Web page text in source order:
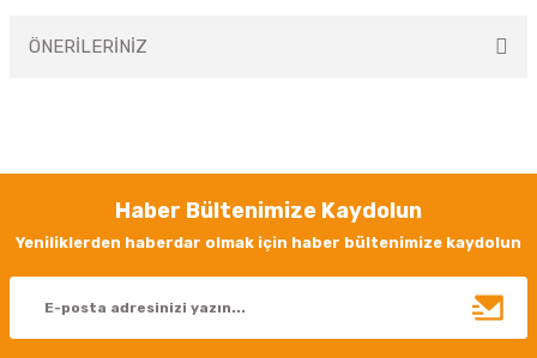
ÖNERİLERİNİZ
Görüş ve önerileriniz için teşekkür ederiz.
Ürün resmi kalitesiz, bozuk veya görüntülenemiyor.
Ürün bilgilerinde hatalar bulunuyor.
Haber Bültenimize Kaydolun
Yeniliklerden haberdar olmak için haber bültenimize kaydolun